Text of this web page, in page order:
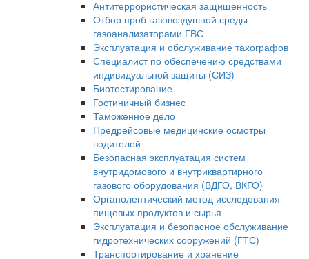
Антитеррористическая защищенность
Отбор проб газовоздушной среды
газоанализаторами ГВС
Эксплуатация и обслуживание тахографов
Специалист по обеспечению средствами
индивидуальной защиты (СИЗ)
Биотестирование
Гостиничный бизнес
Таможенное дело
Предрейсовые медицинские осмотры
водителей
Безопасная эксплуатация систем
внутридомового и внутриквартирного
газового оборудования (ВДГО, ВКГО)
Органолептический метод исследования
пищевых продуктов и сырья
Эксплуатация и безопасное обслуживание
гидротехнических сооружений (ГТС)
Транспортирование и хранение